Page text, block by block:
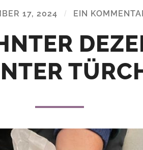
17, 2024 / EIN